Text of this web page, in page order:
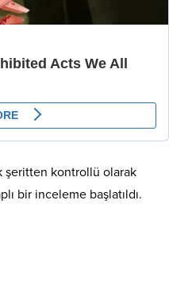
şeritten kontrollü olarak
bir inceleme başlatıldı.